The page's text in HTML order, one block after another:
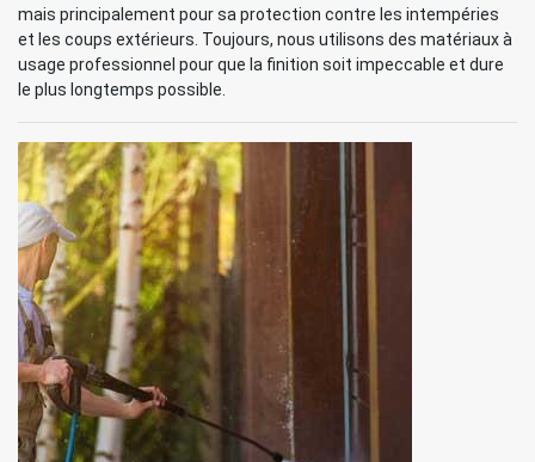
mais principalement pour sa protection contre les intempéries
et les coups extérieurs. Toujours, nous utilisons des matériaux à
usage professionnel pour que la finition soit impeccable et dure
le plus longtemps possible.